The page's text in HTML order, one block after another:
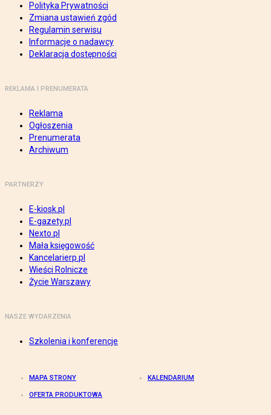
Polityka Prywatności
Zmiana ustawień zgód
Regulamin serwisu
Informacje o nadawcy
Deklaracja dostępności
REKLAMA I PRENUMERATA
Reklama
Ogłoszenia
Prenumerata
Archiwum
PARTNERZY
E-kiosk.pl
E-gazety.pl
Nexto.pl
Mała księgowość
Kancelarierp.pl
Wieści Rolnicze
Życie Warszawy
NASZE WYDARZENIA
Szkolenia i konferencje
MAPA STRONY KALENDARIUM
OFERTA PRODUKTOWA